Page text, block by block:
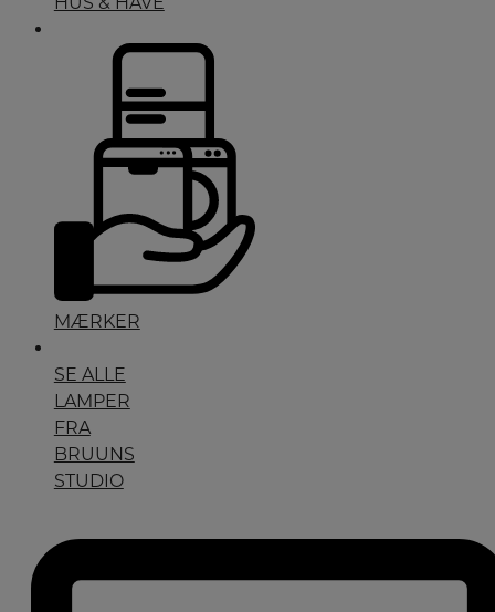
MÆRKER
SE ALLE
LAMPER
FRA
BRUUNS
STUDIO